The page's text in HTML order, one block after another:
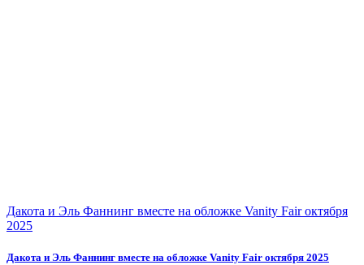
Дакота и Эль Фаннинг вместе на обложке Vanity Fair октября
2025
Дакота и Эль Фаннинг вместе на обложке Vanity Fair октября 2025